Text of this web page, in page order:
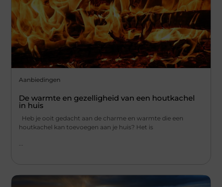
Aanbiedingen
De warmte en gezelligheid van een houtkachel
in huis
Heb je ooit gedacht aan de charme en warmte die een
houtkachel kan toevoegen aan je huis? Het is